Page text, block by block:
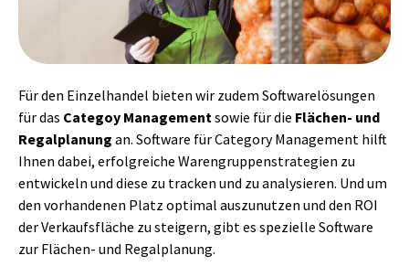
Für den Einzelhandel bieten wir zudem Softwarelösungen
für das Categoy Managementsowie für die Flächen- und
Regalplanung an. Software für Category Management hilft
Ihnen dabei, erfolgreiche Warengruppenstrategien zu
entwickeln und diese zu tracken und zu analysieren. Und um
den vorhandenen Platz optimal auszunutzen und den ROI
der Verkaufsfläche zu steigern, gibt es spezielle Software
zur Flächen- und Regalplanung.